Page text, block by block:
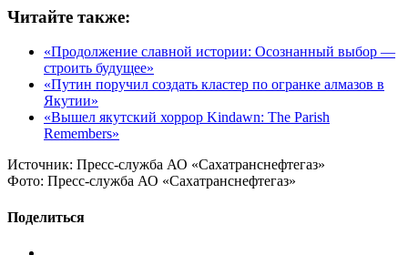
Читайте также:
«Продолжение славной истории: Осознанный выбор —
строить будущее»
«Путин поручил создать кластер по огранке алмазов в
Якутии»
«Вышел якутский хоррор Kindawn: The Parish
Remembers»
Источник: Пресс-служба АО «Сахатранснефтегаз»
Фото: Пресс-служба АО «Сахатранснефтегаз»
Поделиться